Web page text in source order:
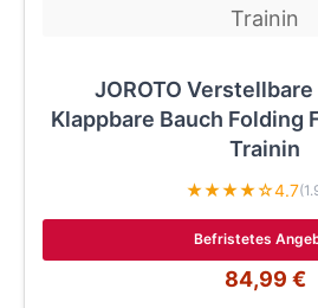
JOROTO
Klappbare Bauch Folding
Trainin
★★★★☆4.7
Befristetes
84,99 €